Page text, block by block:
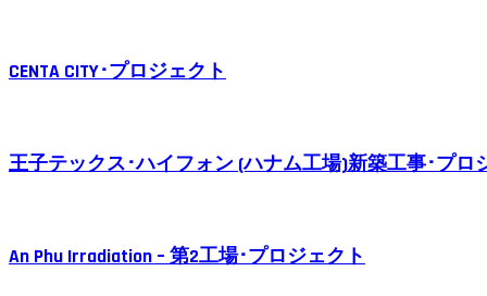
CENTA CITY･プロジェクト
王子テックス･ハイフォン (ハナム工場)新築工事･プロ
An Phu Irradiation – 第2工場･プロジェクト